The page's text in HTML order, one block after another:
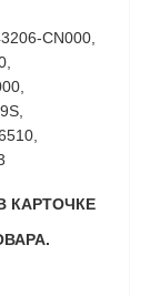
CN000,
КАРТОЧКЕ